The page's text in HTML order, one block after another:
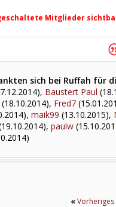
Mitglieder
sich bei Ruffah für
Baustert Paul
(18.10.2014), Fred7
maik99 (13.10.2015),
paulw
« Vorheriges